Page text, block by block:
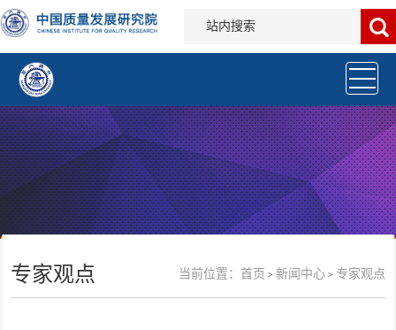
专家观点 当前位置：首页 >新闻中心 > 专家观点